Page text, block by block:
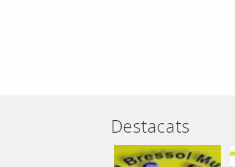
Destacats